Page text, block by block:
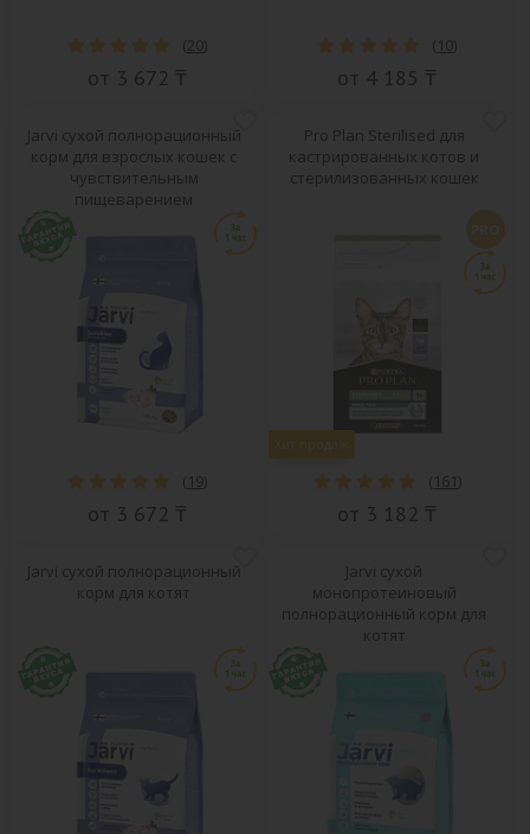
(20)
от 3 672 ₸
( 10)
от 4 185 ₸
Jarvi сухой полнорационный
корм для взрослых кошек с
чувствительным
пищеварением
( 19)
от 3 672 ₸
Pro Plan Sterilised для
кастрированных котов и
стерилизованных кошек
Хит продаж
( 161)
от 3 182 ₸
Jarvi сухой полнорационный
корм для котят
Jarvi сухой
монопротеиновый
полнорационный корм для
котят